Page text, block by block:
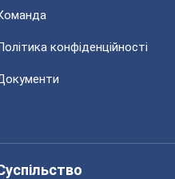
конфіденційності